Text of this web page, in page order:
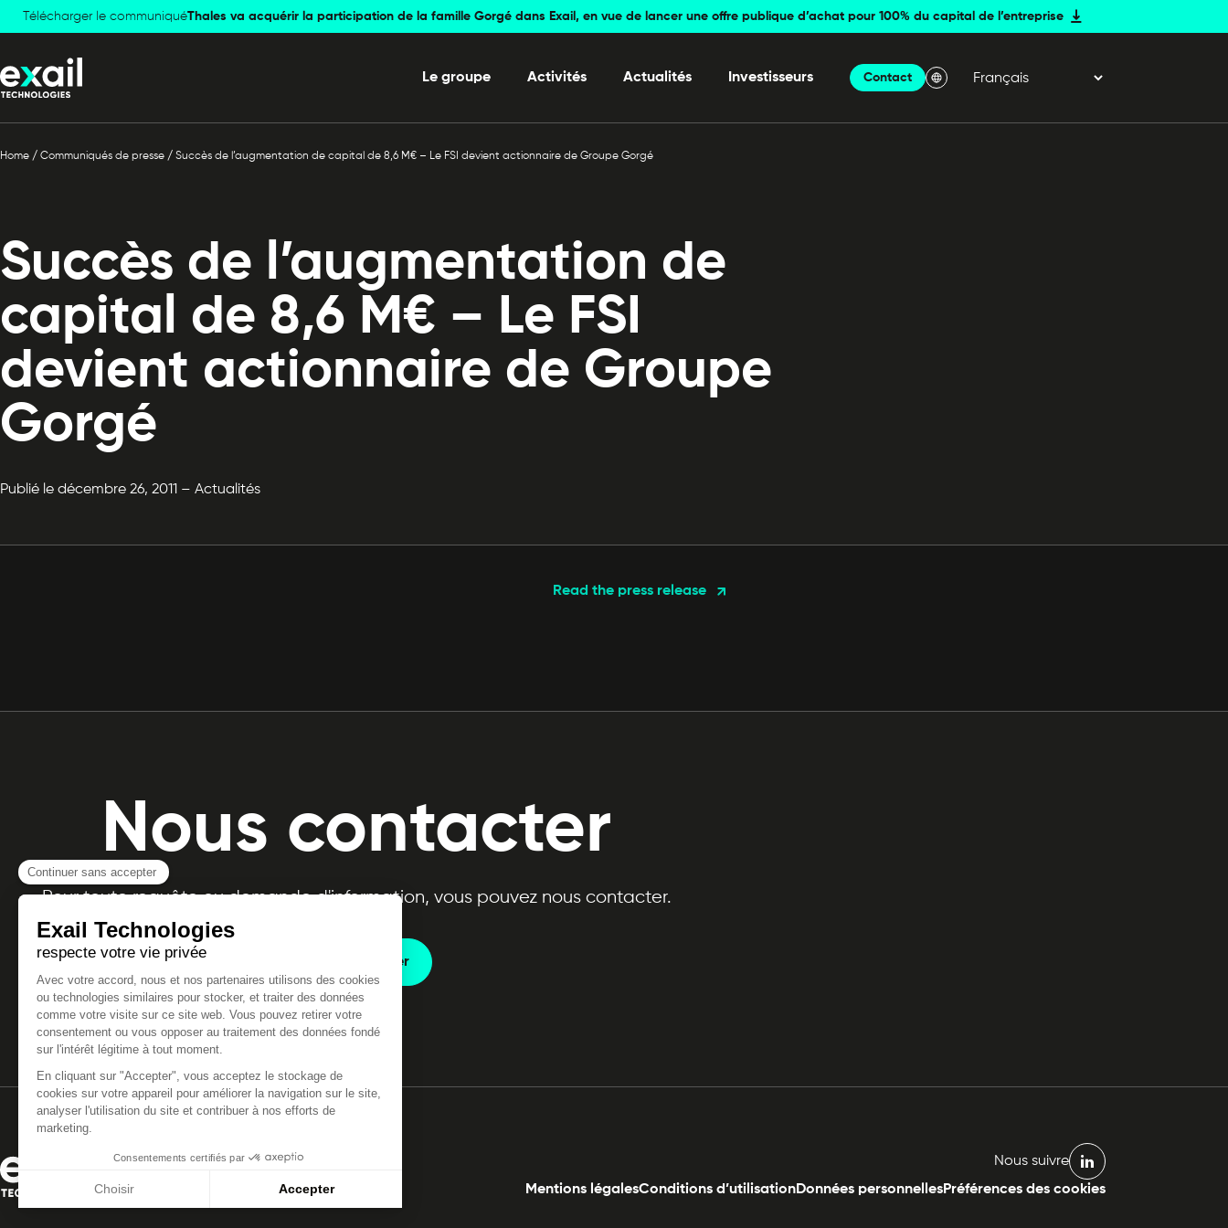
Skip to
navigation
Skip to
content
Télécharger le communiquéThales va acquérir la participation de la famille Gorgé dans Exail, en vue de lancer une offre publique d’achat pour 100% du capital de l’entreprise
Le groupe Activités Actualités Investisseurs Contact
Menu Langue
Home / Communiqués de presse / Succès de l’augmentation de capital de 8,6 M€ – Le FSI devient actionnaire de Groupe Gorgé
Succès de l’augmentation de
capital de 8,6 M€ – Le FSI
devient actionnaire de Groupe
Gorgé
Publié le décembre 26, 2011 – Actualités
Read the press release
Nous contacter
Pour toute requête ou demande d'information, vous pouvez nous contacter.
Nous contacter
Nous suivre
linkedin
Mentions légalesConditions d’utilisationDonnées personnellesPréférences des cookies